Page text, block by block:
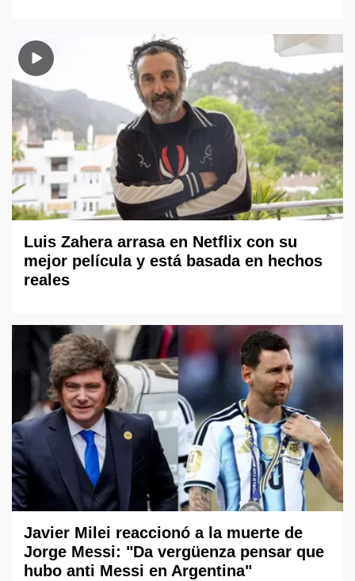
Luis Zahera arrasa en Netflix con su
mejor película y está basada en hechos
reales
Javier Milei reaccionó a la muerte de
Jorge Messi: "Da vergüenza pensar que
hubo anti Messi en Argentina"